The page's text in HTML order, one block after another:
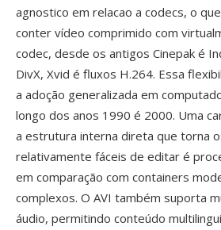
agnostico em relacao a codecs, o
conter vídeo comprimido com
codec, desde os antigos Cinepak é
DivX, Xvid é fluxos H.264. Essa
a adoção generalizada em
longo dos anos 1990 é 2000. Uma
a estrutura interna direta que torna
relativamente fáceis de editar é
em comparação com containers
complexos. O AVI também suporta
áudio, permitindo conteúdo